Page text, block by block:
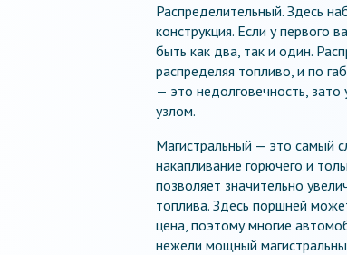
Распределительный. Здесь
конструкция. Если у первого
быть как два, так и один.
распределяя топливо, и по
— это недолговечность, зато
узлом.
Магистральный — это самый
накапливание горючего и
позволяет значительно
топлива. Здесь поршней
цена, поэтому многие
нежели мощный